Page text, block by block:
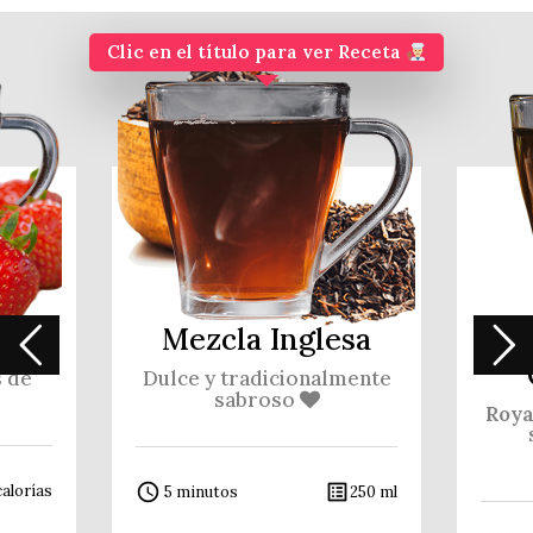
Clic en el título para ver Receta
Mezcla Inglesa
Dulce y tradicionalmente
sabroso
access_time 5 minutos list_alt 250 ml
de